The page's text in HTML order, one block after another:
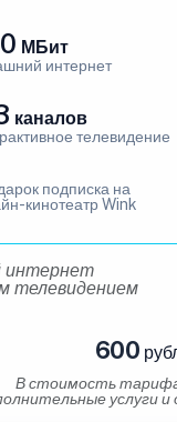
МБит
интернет
каналов
телевидение
подписка на
кинотеатр Wink
интернет
телевидением
600
В стоимость
услуги и